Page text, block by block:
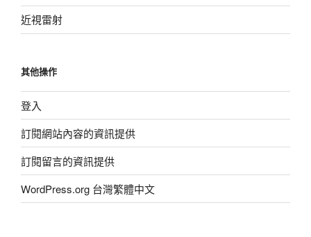
近視雷射
其他操作
登入
訂閱網站內容的資訊提供
訂閱留言的資訊提供
WordPress.org 台灣繁體中文